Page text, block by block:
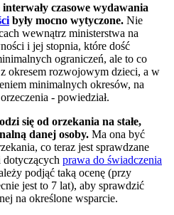
czasowe wydawania
były mocno wytyczone. Nie
wewnątrz ministerstwa na
i jej stopnia, które dość
ograniczeń, ale to co
okresem rozwojowym dzieci, a w
minimalnych okresów, na
- powiedział.
się od orzekania na stałe,
danej osoby. Ma ona być
co teraz jest sprawdzane
prawa do świadczenia
podjąć taką ocenę (przy
jest to 7 lat), aby sprawdzić
na określone wsparcie.